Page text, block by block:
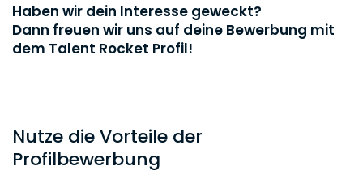
Haben wir dein Interesse geweckt?
Dann freuen wir uns auf deine Bewerbung mit
dem Talent Rocket Profil!
Nutze die Vorteile der
Profilbewerbung